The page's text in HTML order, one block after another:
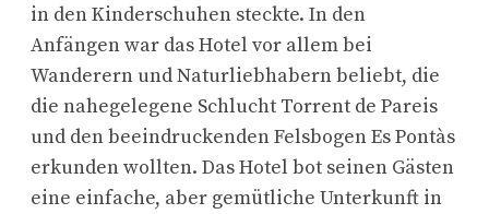
in den Kinderschuhen steckte. In den
Anfängen war das Hotel vor allem bei
Wanderern und Naturliebhabern beliebt, die
die nahegelegene Schlucht Torrent de Pareis
und den beeindruckenden Felsbogen Es Pontàs
erkunden wollten. Das Hotel bot seinen Gästen
eine einfache, aber gemütliche Unterkunft in